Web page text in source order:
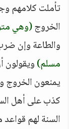
تأملت كلامهم
الخروج(وهي
والطاعة وإن
مسلم)ويقولون
يمنعون الخروج
كذب على أهل
السنة لهم